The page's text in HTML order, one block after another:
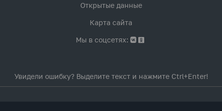
Открытые данные
Карта сайта
Мы в соцсетях:
Увидели ошибку? Выделите текст и нажмите Ctrl+Enter!